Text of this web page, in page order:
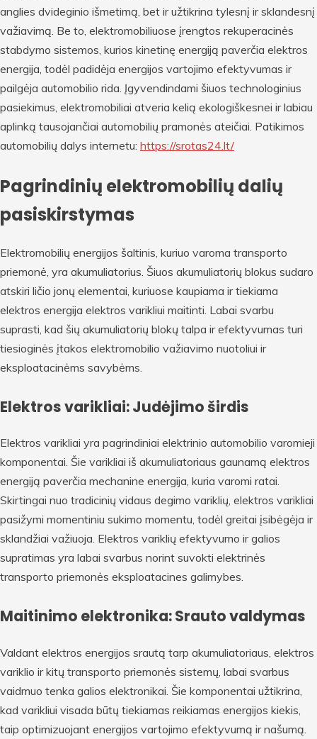
anglies dvideginio išmetimą, bet ir užtikrina tylesnį ir sklandesnį
važiavimą. Be to, elektromobiliuose įrengtos rekuperacinės
stabdymo sistemos, kurios kinetinę energiją paverčia elektros
energija, todėl padidėja energijos vartojimo efektyvumas ir
pailgėja automobilio rida. Įgyvendindami šiuos technologinius
pasiekimus, elektromobiliai atveria kelią ekologiškesnei ir labiau
aplinką tausojančiai automobilių pramonės ateičiai. Patikimos
automobilių dalys internetu: https://srotas24.lt/
Pagrindinių elektromobilių dalių
pasiskirstymas
Elektromobilių energijos šaltinis, kuriuo varoma transporto
priemonė, yra akumuliatorius. Šiuos akumuliatorių blokus sudaro
atskiri ličio jonų elementai, kuriuose kaupiama ir tiekiama
elektros energija elektros varikliui maitinti. Labai svarbu
suprasti, kad šių akumuliatorių blokų talpa ir efektyvumas turi
tiesioginės įtakos elektromobilio važiavimo nuotoliui ir
eksploatacinėms savybėms.
Elektros varikliai: Judėjimo širdis
Elektros varikliai yra pagrindiniai elektrinio automobilio varomieji
komponentai. Šie varikliai iš akumuliatoriaus gaunamą elektros
energiją paverčia mechanine energija, kuria varomi ratai.
Skirtingai nuo tradicinių vidaus degimo variklių, elektros varikliai
pasižymi momentiniu sukimo momentu, todėl greitai įsibėgėja ir
sklandžiai važiuoja. Elektros variklių efektyvumo ir galios
supratimas yra labai svarbus norint suvokti elektrinės
transporto priemonės eksploatacines galimybes.
Maitinimo elektronika: Srauto valdymas
Valdant elektros energijos srautą tarp akumuliatoriaus, elektros
variklio ir kitų transporto priemonės sistemų, labai svarbus
vaidmuo tenka galios elektronikai. Šie komponentai užtikrina,
kad varikliui visada būtų tiekiamas reikiamas energijos kiekis,
taip optimizuojant energijos vartojimo efektyvumą ir našumą.